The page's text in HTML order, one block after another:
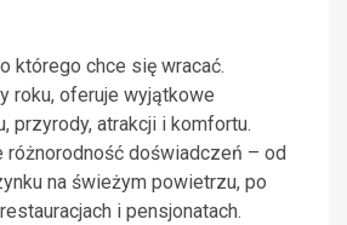
którego chce się wracać.
roku, oferuje wyjątkowe
przyrody, atrakcji i komfortu.
różnorodność doświadczeń – od
na świeżym powietrzu, po
i pensjonatach.